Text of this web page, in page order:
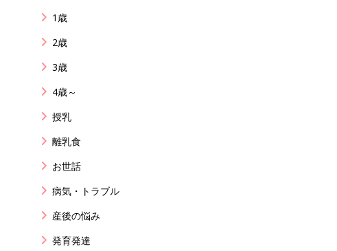
1歳
2歳
3歳
4歳～
授乳
離乳食
お世話
病気・トラブル
産後の悩み
発育発達